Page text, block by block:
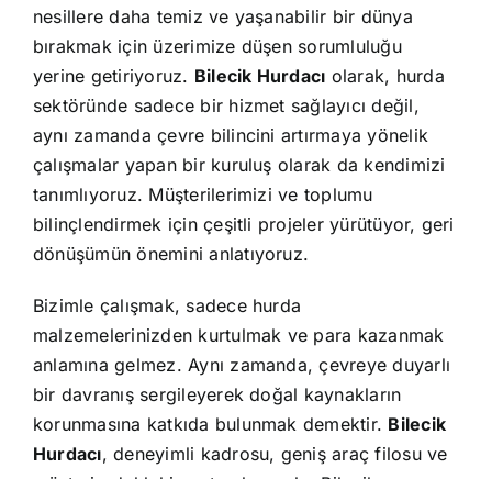
nesillere daha temiz ve yaşanabilir bir dünya
bırakmak için üzerimize düşen sorumluluğu
yerine getiriyoruz. Bilecik Hurdacı olarak, hurda
sektöründe sadece bir hizmet sağlayıcı değil,
aynı zamanda çevre bilincini artırmaya yönelik
çalışmalar yapan bir kuruluş olarak da kendimizi
tanımlıyoruz. Müşterilerimizi ve toplumu
bilinçlendirmek için çeşitli projeler yürütüyor, geri
dönüşümün önemini anlatıyoruz.
Bizimle çalışmak, sadece hurda
malzemelerinizden kurtulmak ve para kazanmak
anlamına gelmez. Aynı zamanda, çevreye duyarlı
bir davranış sergileyerek doğal kaynakların
korunmasına katkıda bulunmak demektir. Bilecik
Hurdacı, deneyimli kadrosu, geniş araç filosu ve